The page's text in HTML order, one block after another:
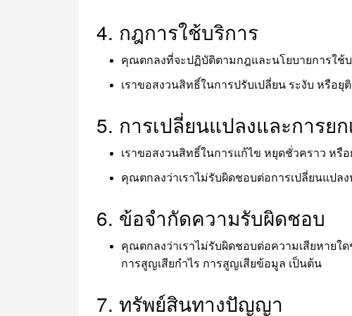
4. กฎการใช้บริการ
คุณตกลงที่จะปฏิบัติตามกฎและนโยบายการใช้
เราขอสงวนสิทธิ์ในการปรับเปลี่ยน ระงับ หรือ
5. การเปลี่ยนแปลงและการย
เราขอสงวนสิทธิ์ในการแก้ไข หยุดชั่วคราว หรื
คุณตกลงว่าเราไม่รับผิดชอบต่อการเปลี่ยนแปลง
6. ข้อจำกัดความรับผิดชอบ
คุณตกลงว่าเราไม่รับผิดชอบต่อความเสียหายใ
การสูญเสียกำไร การสูญเสียข้อมูล เป็นต้น
7. ทรัพย์สินทางปัญญา